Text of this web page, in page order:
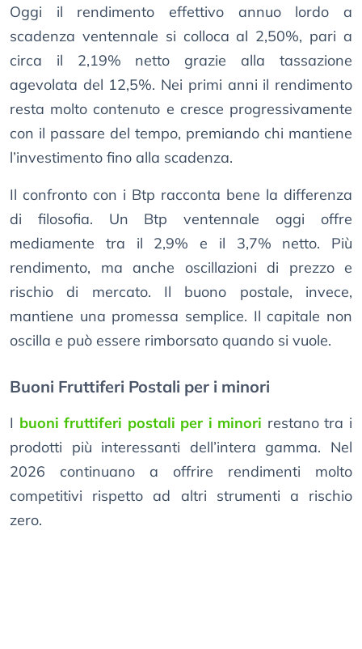
Oggi il rendimento effettivo annuo lordo a
scadenza ventennale si colloca al 2,50%, pari a
circa il 2,19% netto grazie alla tassazione
agevolata del 12,5%. Nei primi anni il rendimento
resta molto contenuto e cresce progressivamente
con il passare del tempo, premiando chi mantiene
l’investimento fino alla scadenza.
Il confronto con i Btp racconta bene la differenza
di filosofia. Un Btp ventennale oggi offre
mediamente tra il 2,9% e il 3,7% netto. Più
rendimento, ma anche oscillazioni di prezzo e
rischio di mercato. Il buono postale, invece,
mantiene una promessa semplice. Il capitale non
oscilla e può essere rimborsato quando si vuole.
Buoni Fruttiferi Postali per i minori
I buoni fruttiferi postali per i minori restano tra i
prodotti più interessanti dell’intera gamma. Nel
2026 continuano a offrire rendimenti molto
competitivi rispetto ad altri strumenti a rischio
zero.